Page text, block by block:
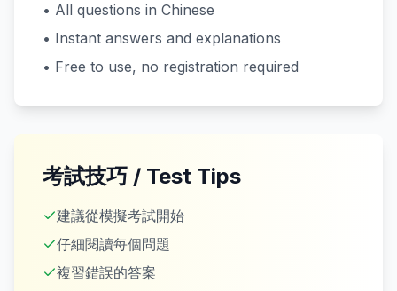
• All questions in Chinese
• Instant answers and explanations
• Free to use, no registration required
考試技巧 / Test Tips
建議從模擬考試開始
仔細閱讀每個問題
複習錯誤的答案